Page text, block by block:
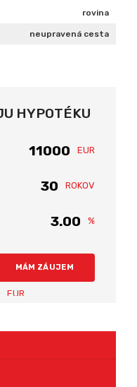
rovina
neupravená cesta
HYPOTÉKU
EUR
ROKOV
%
MÁM ZÁUJEM
EUR